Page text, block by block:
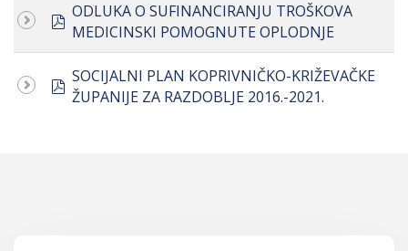
pdf
ODLUKA O SUFINANCIRANJU TROŠKOVA
MEDICINSKI POMOGNUTE OPLODNJE
pdf
SOCIJALNI PLAN KOPRIVNIČKO-KRIŽEVAČKE
ŽUPANIJE ZA RAZDOBLJE 2016.-2021.